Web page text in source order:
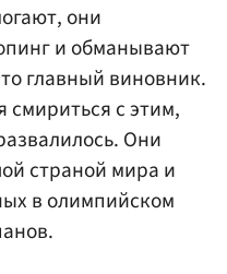
они
и обманывают
главный виновник.
с этим,
Они
страной мира и
в олимпийском